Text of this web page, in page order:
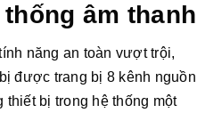
âm thanh
năng an toàn vượt trội,
được trang bị 8 kênh nguồn
bị trong hệ thống một